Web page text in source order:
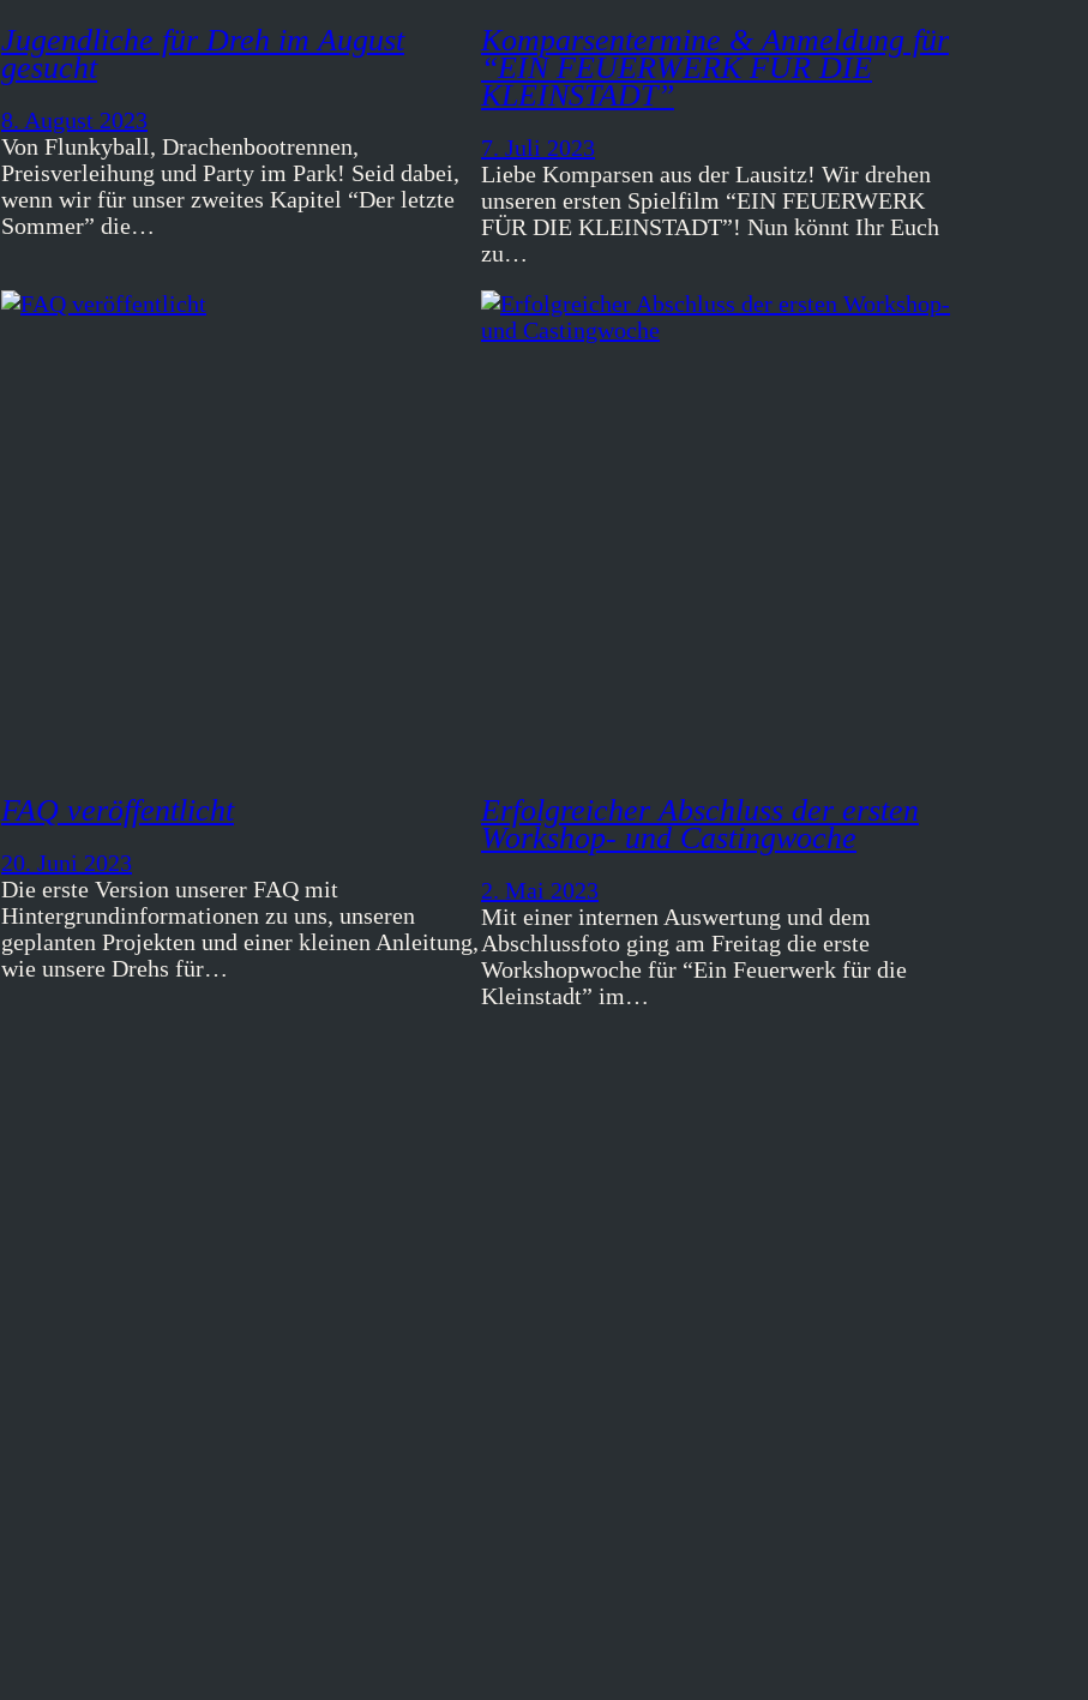
Jugendliche für Dreh im August
gesucht
8. August 2023
Von Flunkyball, Drachenbootrennen,
Preisverleihung und Party im Park! Seid dabei,
wenn wir für unser zweites Kapitel “Der letzte
Sommer” die…
Komparsentermine & Anmeldung für
“EIN FEUERWERK FÜR DIE
KLEINSTADT”
7. Juli 2023
Liebe Komparsen aus der Lausitz! Wir drehen
unseren ersten Spielfilm “EIN FEUERWERK
FÜR DIE KLEINSTADT”! Nun könnt Ihr Euch
zu…
FAQ veröffentlicht
20. Juni 2023
Die erste Version unserer FAQ mit
Hintergrundinformationen zu uns, unseren
geplanten Projekten und einer kleinen Anleitung,
wie unsere Drehs für…
Erfolgreicher Abschluss der ersten
Workshop- und Castingwoche
2. Mai 2023
Mit einer internen Auswertung und dem
Abschlussfoto ging am Freitag die erste
Workshopwoche für “Ein Feuerwerk für die
Kleinstadt” im…